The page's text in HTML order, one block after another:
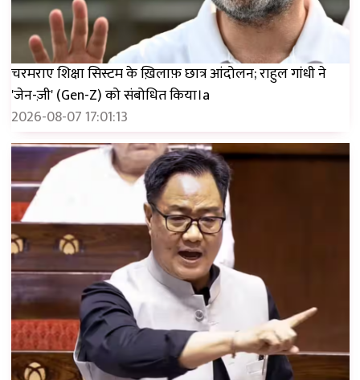
चरमराए शिक्षा सिस्टम के ख़िलाफ़ छात्र आंदोलन; राहुल गांधी ने
'जेन-ज़ी' (Gen-Z) को संबोधित किया।a
2026-08-07 17:01:13